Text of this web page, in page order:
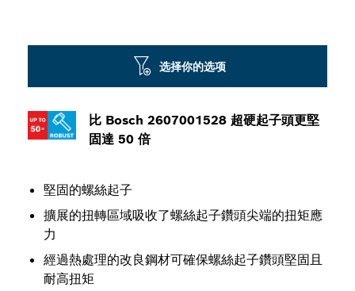
比 Bosch 2607001528 超硬起子頭更堅
固達 50 倍
堅固的螺絲起子
擴展的扭轉區域吸收了螺絲起子鑽頭尖端的扭矩應
力
經過熱處理的改良鋼材可確保螺絲起子鑽頭堅固且
耐高扭矩
选择你的选项